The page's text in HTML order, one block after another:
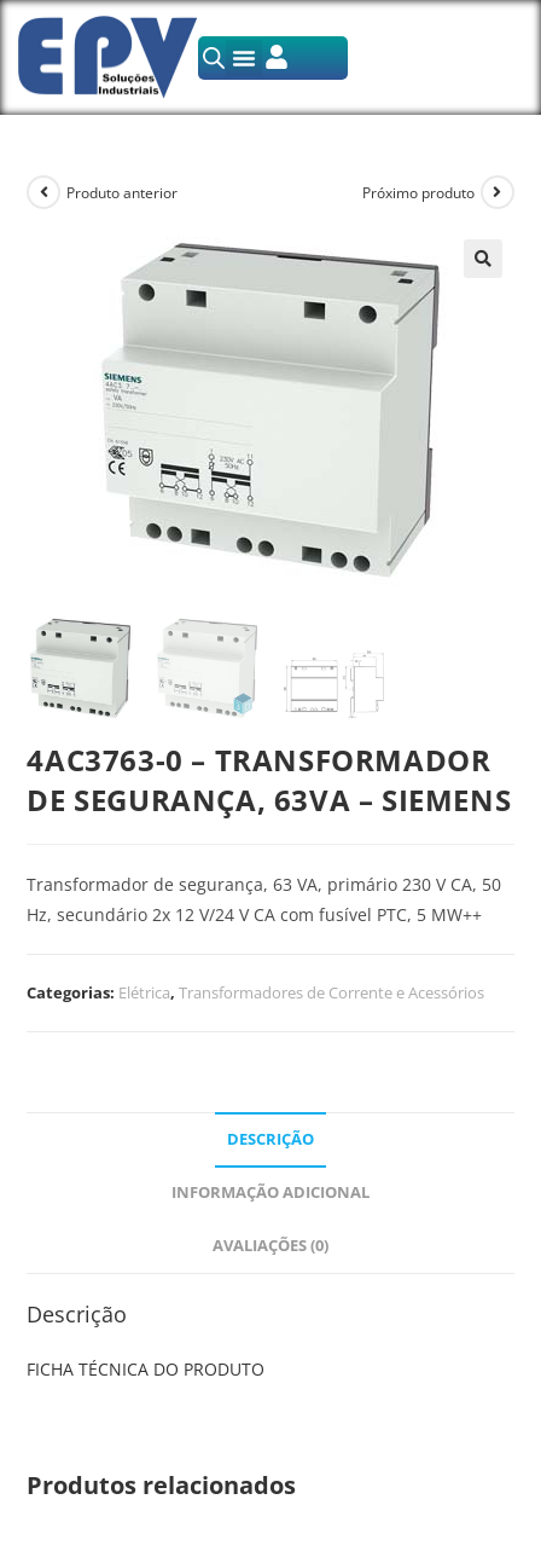
Produto anterior Próximo produto
4AC3763-0 – TRANSFORMADOR
DE SEGURANÇA, 63VA – SIEMENS
Transformador de segurança, 63 VA, primário 230 V CA, 50
Hz, secundário 2x 12 V/24 V CA com fusível PTC, 5 MW++
Categorias: Elétrica,Transformadores de Corrente e Acessórios
DESCRIÇÃO
INFORMAÇÃO ADICIONAL
AVALIAÇÕES (0)
Descrição
FICHA TÉCNICA DO PRODUTO
Produtos relacionados